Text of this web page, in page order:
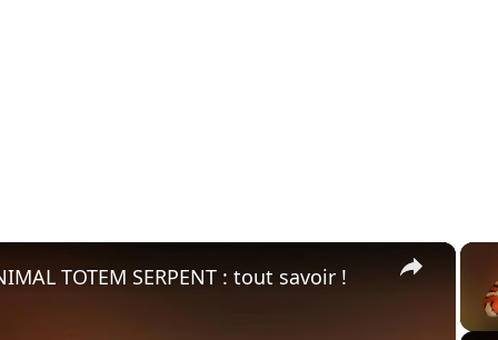
×
TOTEM SERPENT : tout savoir !